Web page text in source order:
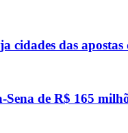
cidades das
de R$ 165